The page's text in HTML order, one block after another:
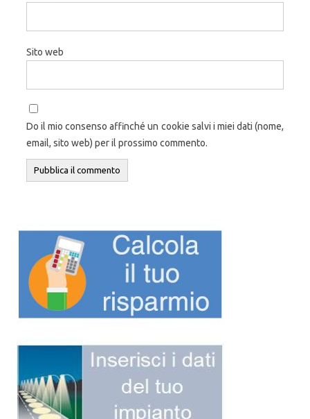
Sito web
Do il mio consenso affinché un cookie salvi i miei dati (nome,
email, sito web) per il prossimo commento.